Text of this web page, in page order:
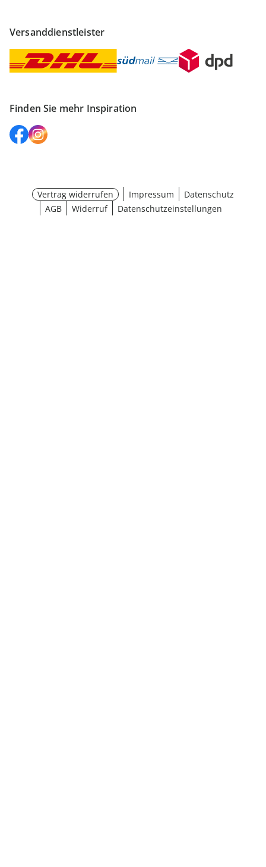
Versanddienstleister
Finden Sie mehr Inspiration
Vertrag widerrufen Impressum
Datenschutz
AGB
Widerruf Datenschutzeinstellungen